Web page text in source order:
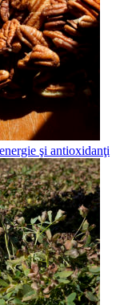
şi antioxidanţi